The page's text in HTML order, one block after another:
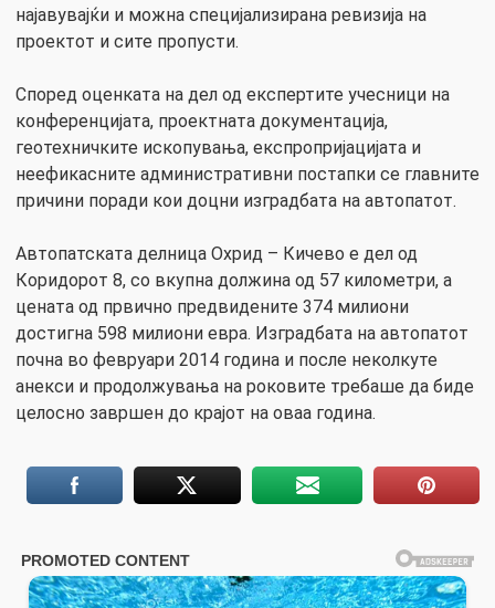
најавувајќи и можна специјализирана ревизија на
проектот и сите пропусти.
Според оценката на дел од експертите учесници на
конференцијата, проектната документација,
геотехничките ископувања, експропријацијата и
неефикасните административни постапки се главните
причини поради кои доцни изградбата на автопатот.
Автопатската делница Охрид – Кичево е дел од
Коридорот 8, со вкупна должина од 57 километри, а
цената од првично предвидените 374 милиони
достигна 598 милиони евра. Изградбата на автопатот
почна во февруари 2014 година и после неколкуте
анекси и продолжувања на роковите требаше да биде
целосно завршен до крајот на оваа година.